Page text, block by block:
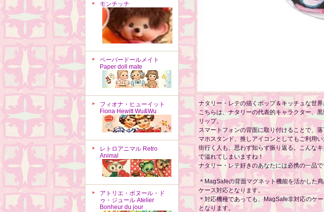
モンチッチ
ペーパードールメイト
Paper doll mate
フィオナ・ヒューイット
Fiona Hewitt Wu&Wu
レトロアニマル Retro
Animal
アトリエ・ボヌール・ド
ゥ・ジュール Atelier
Bonheur du jour
ナタリー・レテの描くポップ＆キッチュな世
こちらは、ナタリーの代表的キャラクター、
リップ。
スマートフォンの背面に取り付けることで、
マホスタンド、推しアイコンとしてもご利用
街行く人も、思わず知らず振り返る。こんな
で溢れてしまいますね！
ナタリー・レテ好きのあなたには必携の一品
＊MagSafeの背面マグネット機能を活かした
ケース対応となります。
＊対応機種であっても、MagSafe非対応のケ
となります。